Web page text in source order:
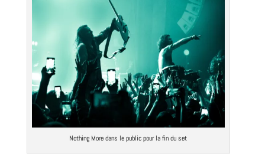
Nothing More dans le public pour la fin du set